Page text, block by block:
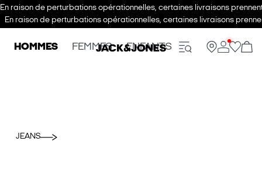
En raison de perturbations opérationnelles, certaines livraisons
En raison de perturbations opérationnelles, certaines livraisons
HOMMES FEMMES ENFANTS
JEANS